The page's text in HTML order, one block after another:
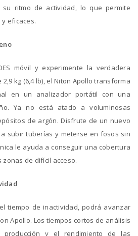
ritmo de actividad, lo que permite
eficaces.
móvil y experimente la verdadera
kg (6,4 lb), el Niton Apollo transforma
en un analizador portátil con una
Ya no está atado a voluminosas
de argón. Disfrute de un nuevo
subir tuberías y meterse en fosos sin
le ayuda a conseguir una cobertura
de difícil acceso.
tiempo de inactividad, podrá avanzar
Apollo. Los tiempos cortos de análisis
y el rendimiento de las